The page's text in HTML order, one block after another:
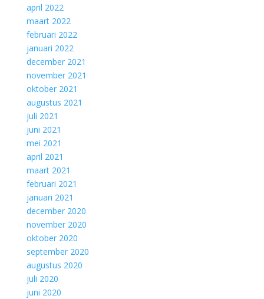
april 2022
maart 2022
februari 2022
januari 2022
december 2021
november 2021
oktober 2021
augustus 2021
juli 2021
juni 2021
mei 2021
april 2021
maart 2021
februari 2021
januari 2021
december 2020
november 2020
oktober 2020
september 2020
augustus 2020
juli 2020
juni 2020